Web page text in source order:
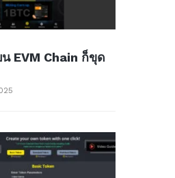
EVM Chain ก็ขุด